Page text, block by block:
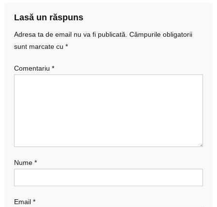
Lasă un răspuns
Adresa ta de email nu va fi publicată. Câmpurile obligatorii
sunt marcate cu *
Comentariu *
Nume *
Email *